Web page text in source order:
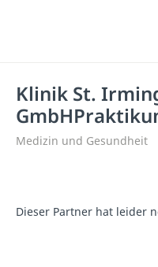
Klinik St.
Medizin und Gesundheit
Dieser Partner hat leider